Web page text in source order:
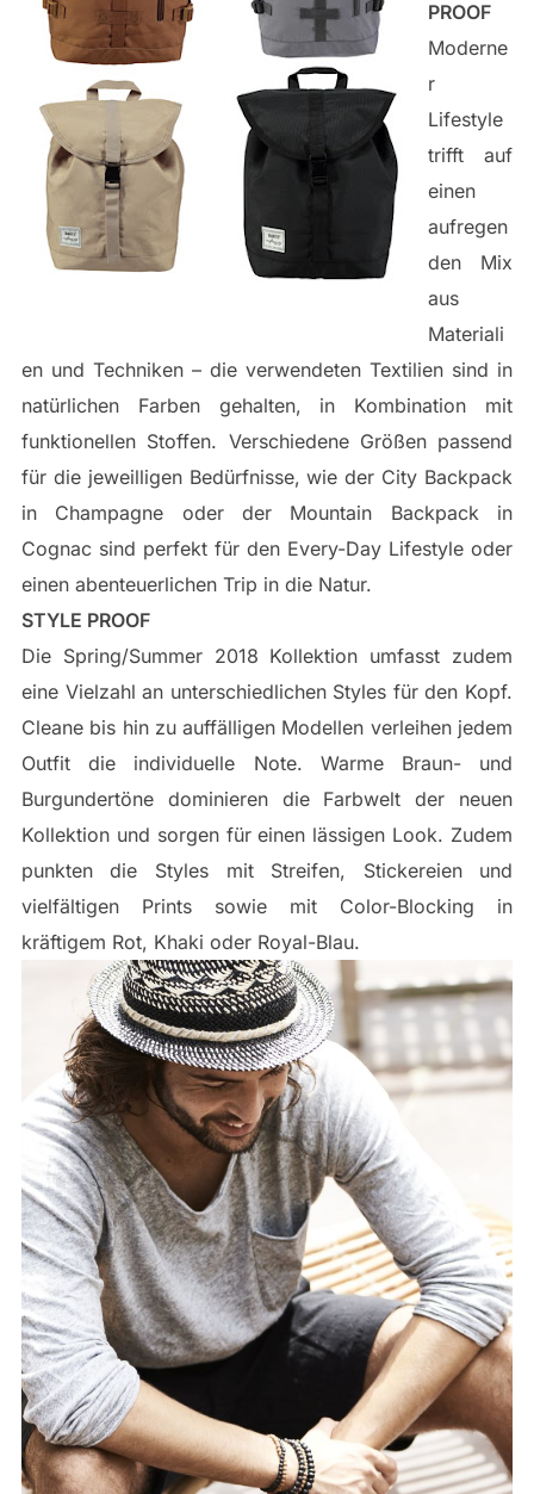
PROOF
Moderne
r
Lifestyle
trifft auf
einen
aufregen
den Mix
aus
Materiali
en und Techniken – die verwendeten Textilien sind in
natürlichen Farben gehalten, in Kombination mit
funktionellen Stoffen. Verschiedene Größen passend
für die jeweilligen Bedürfnisse, wie der City Backpack
in Champagne oder der Mountain Backpack in
Cognac sind perfekt für den Every-Day Lifestyle oder
einen abenteuerlichen Trip in die Natur.
STYLE PROOF
Die Spring/Summer 2018 Kollektion umfasst zudem
eine Vielzahl an unterschiedlichen Styles für den Kopf.
Cleane bis hin zu auffälligen Modellen verleihen jedem
Outfit die individuelle Note. Warme Braun- und
Burgundertöne dominieren die Farbwelt der neuen
Kollektion und sorgen für einen lässigen Look. Zudem
punkten die Styles mit Streifen, Stickereien und
vielfältigen Prints sowie mit Color-Blocking in
kräftigem Rot, Khaki oder Royal-Blau.